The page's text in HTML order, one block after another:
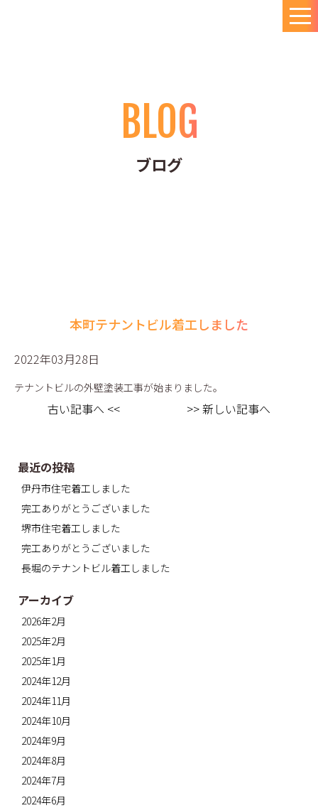
BLOG
ブログ
本町テナントビル着工しました
2022年03月28日
テナントビルの外壁塗装工事が始まりました。
古い記事へ << >> 新しい記事へ
最近の投稿
伊丹市住宅着工しました
完工ありがとうございました
堺市住宅着工しました
完工ありがとうございました
長堀のテナントビル着工しました
アーカイブ
2026年2月
2025年2月
2025年1月
2024年12月
2024年11月
2024年10月
2024年9月
2024年8月
2024年7月
2024年6月